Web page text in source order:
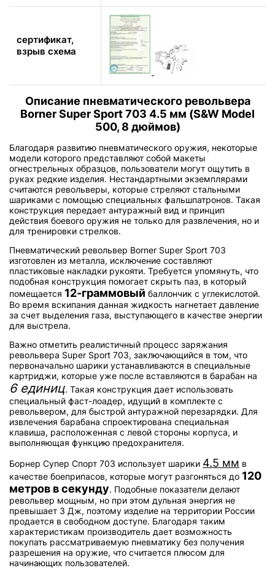
сертификат,
взрыв схема
Описание пневматического револьвера
Borner Super Sport 703 4.5 мм (S&W Model
500, 8 дюймов)
Благодаря развитию пневматического оружия, некоторые
модели которого представляют собой макеты
огнестрельных образцов, пользователи могут ощутить в
руках редкие изделия. Нестандартными экземплярами
считаются револьверы, которые стреляют стальными
шариками с помощью специальных фальшпатронов. Такая
конструкция передает антуражный вид и принцип
действия боевого оружия не только для развлечения, но и
для тренировки стрелков.
Пневматический револьвер Borner Super Sport 703
изготовлен из металла, исключение составляют
пластиковые накладки рукояти. Требуется упомянуть, что
подобная конструкция помогает скрыть паз, в который
помещается 12-граммовый баллончик с углекислотой.
Во время вскипания данная жидкость нагнетает давление
за счет выделения газа, выступающего в качестве энергии
для выстрела.
Важно отметить реалистичный процесс заряжания
револьвера Super Sport 703, заключающийся в том, что
первоначально шарики устанавливаются в специальные
картриджи, которые уже после вставляются в барабан на
6 единиц. Такая конструкция дает использовать
специальный фаст-лоадер, идущий в комплекте с
револьвером, для быстрой антуражной перезарядки. Для
извлечения барабана спроектирована специальная
клавиша, расположенная с левой стороны корпуса, и
выполняющая функцию предохранителя.
Борнер Супер Спорт 703 использует шарики 4.5 мм в
качестве боеприпасов, которые могут разгоняться до 120
метров в секунду. Подобные показатели делают
револьвер мощным, но при этом дульная энергия не
превышает 3 Дж, поэтому изделие на территории России
продается в свободном доступе. Благодаря таким
характеристикам производитель дает возможность
покупать рассматриваемую пневматику без получения
разрешения на оружие, что считается плюсом для
начинающих пользователей.